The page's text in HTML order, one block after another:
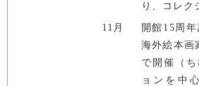
り、コレク
11月
開館15周
海外絵本画
で開催（
ョンを中